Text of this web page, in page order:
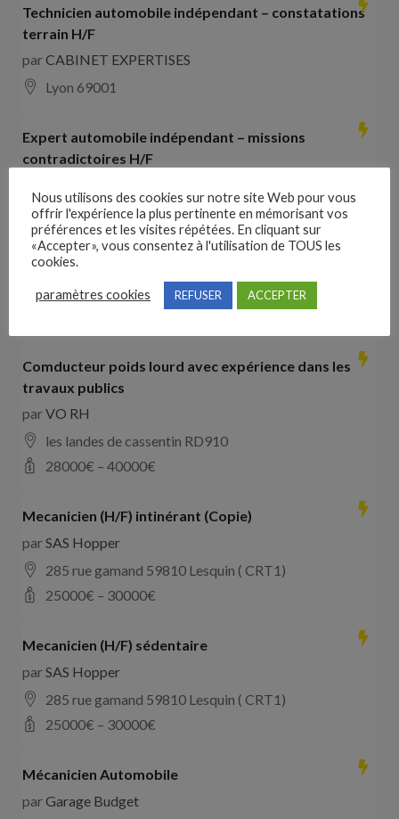
Technicien automobile indépendant – constatations
terrain H/F
parCABINET EXPERTISES
Lyon 69001
Expert automobile indépendant – missions
contradictoires H/F
Lyon 69001
Collaborateur comptable H/F
parHays France
Comducteur poids lourd avec expérience dans les
travaux publics
parVO RH
les landes de cassentin RD910
28000€ – 40000€
Mecanicien (H/F) intinérant (Copie)
parSAS Hopper
285 rue gamand 59810 Lesquin ( CRT1)
25000€ – 30000€
Mecanicien (H/F) sédentaire
parSAS Hopper
285 rue gamand 59810 Lesquin ( CRT1)
25000€ – 30000€
Mécanicien Automobile
parGarage Budget
Nous utilisons des cookies sur notre site Web pour vous
offrir l'expérience la plus pertinente en mémorisant vos
préférences et les visites répétées. En cliquant sur
«Accepter», vous consentez à l'utilisation de TOUS les
cookies.
paramètres cookies REFUSER ACCEPTER